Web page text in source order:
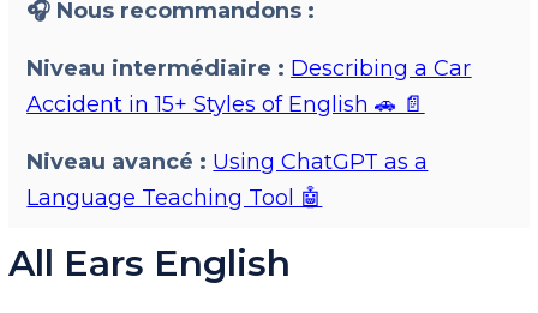
🎧 Nous recommandons :
Niveau intermédiaire : Describing a Car
Accident in 15+ Styles of English 🚗 📄
Niveau avancé : Using ChatGPT as a
Language Teaching Tool 🤖
All Ears English